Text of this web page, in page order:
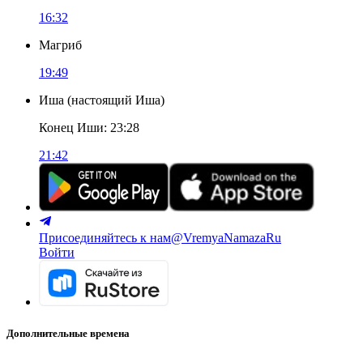
16:32
Магриб
19:49
Иша (настоящий Иша)
Конец Иши: 23:28
21:42
Присоединяйтесь к нам@VremyaNamazaRu
Войти
Дополнительные времена